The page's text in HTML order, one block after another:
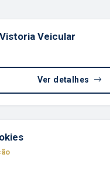
Veicular
Ver detalhes